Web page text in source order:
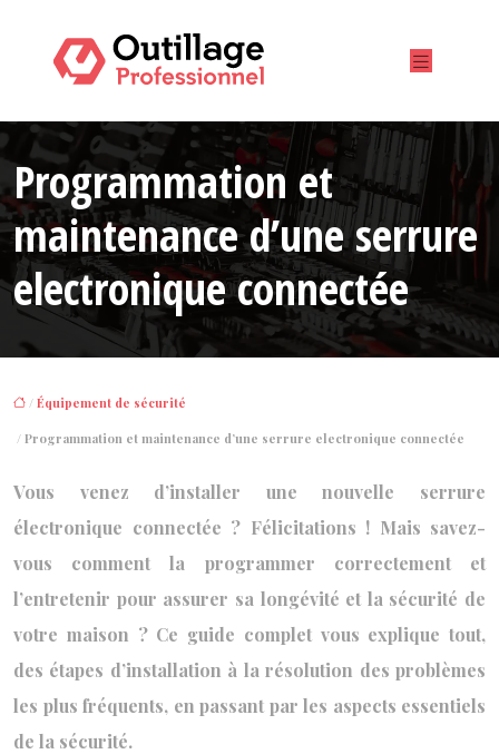
Programmation et
maintenance d’une serrure
electronique connectée
/ Équipement de sécurité
/ Programmation et maintenance d’une serrure electronique connectée
Vous venez d’installer une nouvelle serrure
électronique connectée ? Félicitations ! Mais savez-
vous comment la programmer correctement et
l’entretenir pour assurer sa longévité et la sécurité de
votre maison ? Ce guide complet vous explique tout,
des étapes d’installation à la résolution des problèmes
les plus fréquents, en passant par les aspects essentiels
de la sécurité.